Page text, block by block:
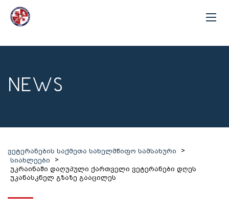
NEWS
ვეტერანების საქმეთა სახელმწიფო სამსახური
>
სიახლეები
>
უკრაინაში დაღუპული ქართველი ვეტერანები დღეს
უკანასკნელ გზაზე გააცილეს